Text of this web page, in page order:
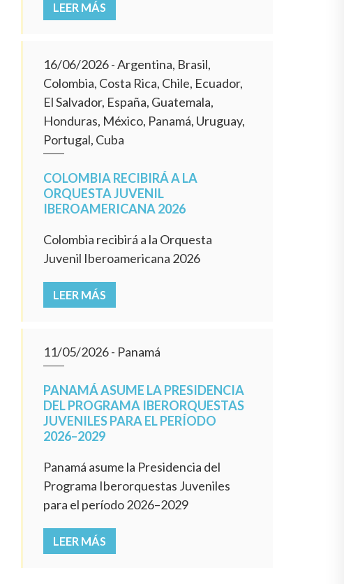
LEER MÁS
16/06/2026- Argentina, Brasil,
Colombia, Costa Rica, Chile, Ecuador,
El Salvador, España, Guatemala,
Honduras, México, Panamá, Uruguay,
Portugal, Cuba
COLOMBIA RECIBIRÁ A LA
ORQUESTA JUVENIL
IBEROAMERICANA 2026
Colombia recibirá a la Orquesta
Juvenil Iberoamericana 2026
LEER MÁS
11/05/2026- Panamá
PANAMÁ ASUME LA PRESIDENCIA
DEL PROGRAMA IBERORQUESTAS
JUVENILES PARA EL PERÍODO
2026–2029
Panamá asume la Presidencia del
Programa Iberorquestas Juveniles
para el período 2026–2029
LEER MÁS